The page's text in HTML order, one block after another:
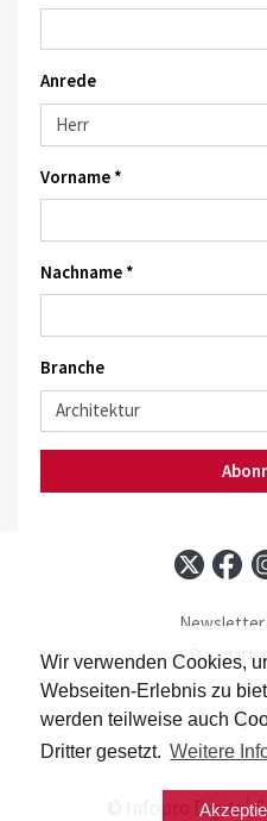
Wir verwenden Cookies,
Webseiten-Erlebnis zu
werden teilweise auch
Dritter gesetzt. Weitere
Anrede
Vorname *
Nachname *
Branche
Newsletter
Baublatt
© Infopro Digital